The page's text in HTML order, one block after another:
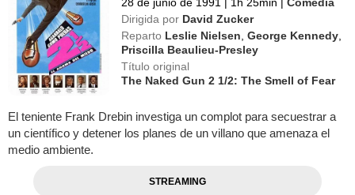
Dirigida por David Zucker
Reparto Leslie Nielsen ,George Kennedy
Priscilla Beaulieu-Presley
Título original
The Naked Gun 2 1/2: The Smell of Fear
El teniente Frank Drebin investiga un complot para secuestrar a
un científico y detener los planes de un villano que amenaza el
medio ambiente.
STREAMING